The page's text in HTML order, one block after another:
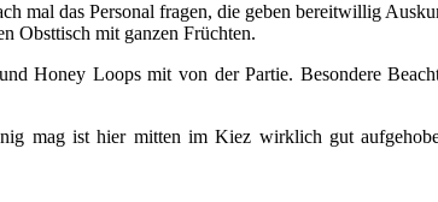
mal das Personal fragen, die geben bereitwillig
Obsttisch mit ganzen Früchten.
Honey Loops mit von der Partie. Besondere
mag ist hier mitten im Kiez wirklich gut